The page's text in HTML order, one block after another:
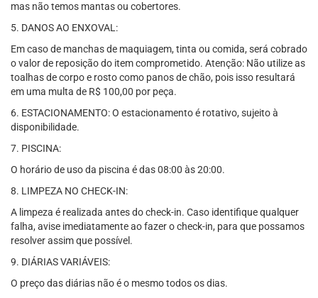
mas não temos mantas ou cobertores.
5. DANOS AO ENXOVAL:
Em caso de manchas de maquiagem, tinta ou comida, será cobrado
o valor de reposição do item comprometido. Atenção: Não utilize as
toalhas de corpo e rosto como panos de chão, pois isso resultará
em uma multa de R$ 100,00 por peça.
6. ESTACIONAMENTO: O estacionamento é rotativo, sujeito à
disponibilidade.
7. PISCINA:
O horário de uso da piscina é das 08:00 às 20:00.
8. LIMPEZA NO CHECK-IN:
A limpeza é realizada antes do check-in. Caso identifique qualquer
falha, avise imediatamente ao fazer o check-in, para que possamos
resolver assim que possível.
9. DIÁRIAS VARIÁVEIS:
O preço das diárias não é o mesmo todos os dias.